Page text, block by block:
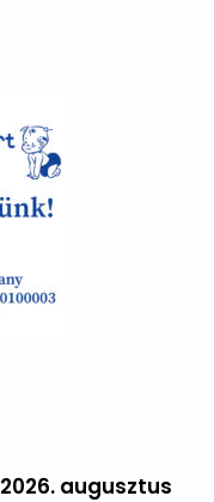
2026. augusztus